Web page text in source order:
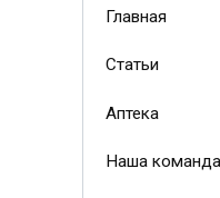
Главная
Статьи
Аптека
Наша команда